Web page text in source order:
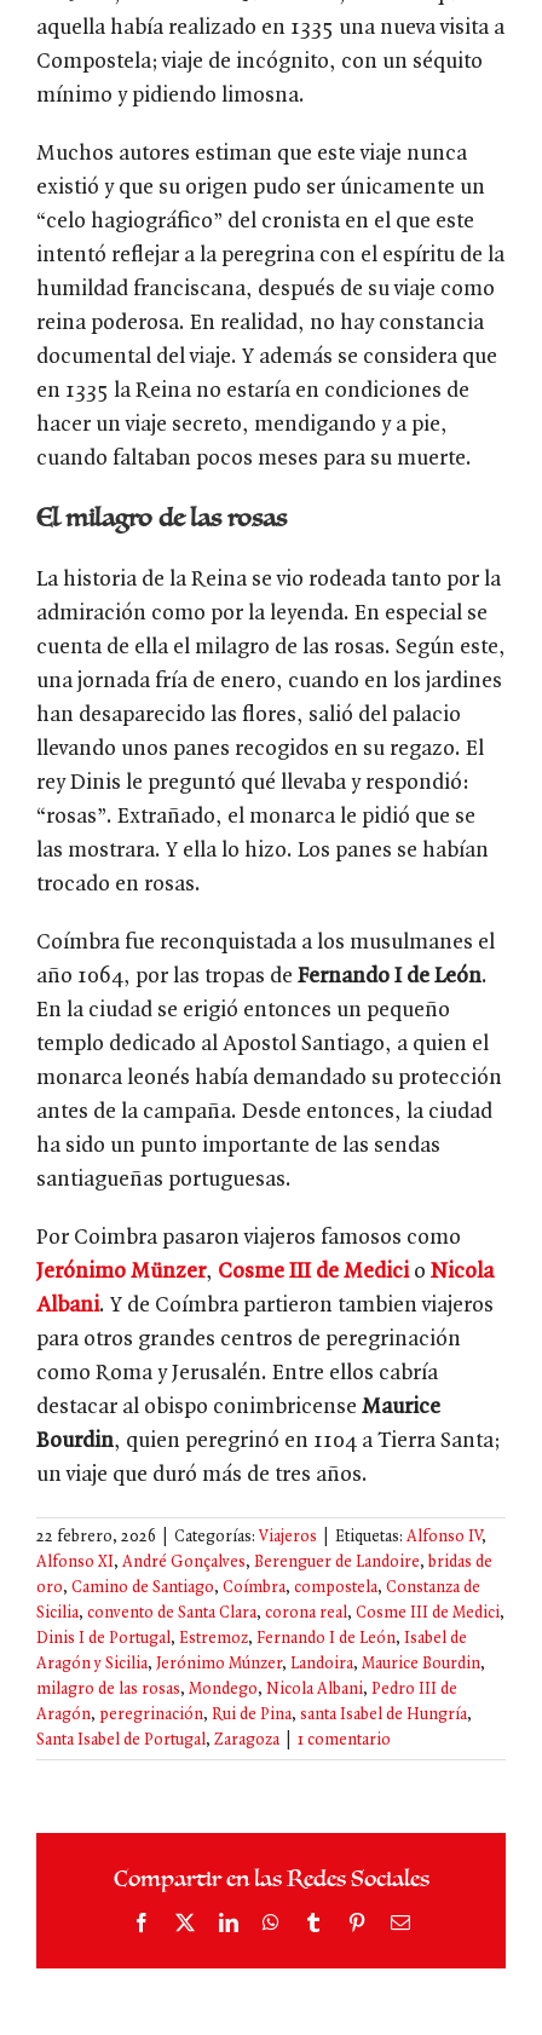
aquella había realizado en 1335 una nueva visita a
Compostela; viaje de incógnito, con un séquito
mínimo y pidiendo limosna.
Muchos autores estiman que este viaje nunca
existió y que su origen pudo ser únicamente un
“celo hagiográfico” del cronista en el que este
intentó reflejar a la peregrina con el espíritu de la
humildad franciscana, después de su viaje como
reina poderosa. En realidad, no hay constancia
documental del viaje. Y además se considera que
en 1335 la Reina no estaría en condiciones de
hacer un viaje secreto, mendigando y a pie,
cuando faltaban pocos meses para su muerte.
El milagro de las rosas
La historia de la Reina se vio rodeada tanto por la
admiración como por la leyenda. En especial se
cuenta de ella el milagro de las rosas. Según este,
una jornada fría de enero, cuando en los jardines
han desaparecido las flores, salió del palacio
llevando unos panes recogidos en su regazo. El
rey Dinis le preguntó qué llevaba y respondió:
“rosas”. Extrañado, el monarca le pidió que se
las mostrara. Y ella lo hizo. Los panes se habían
trocado en rosas.
Coímbra fue reconquistada a los musulmanes el
año 1064, por las tropas de Fernando I de León.
En la ciudad se erigió entonces un pequeño
templo dedicado al Apostol Santiago, a quien el
monarca leonés había demandado su protección
antes de la campaña. Desde entonces, la ciudad
ha sido un punto importante de las sendas
santiagueñas portuguesas.
Por Coimbra pasaron viajeros famosos como
Jerónimo Münzer, Cosme III de Medicio Nicola
Albani. Y de Coímbra partieron tambien viajeros
para otros grandes centros de peregrinación
como Roma y Jerusalén. Entre ellos cabría
destacar al obispo conimbricense Maurice
Bourdin, quien peregrinó en 1104 a Tierra Santa;
un viaje que duró más de tres años.
22 febrero, 2026 Categorías: Viajeros Etiquetas: Alfonso IV,
Alfonso XI, André Gonçalves, Berenguer de Landoire, bridas de
oro, Camino de Santiago, Coímbra, compostela, Constanza de
Sicilia, convento de Santa Clara, corona real, Cosme III de Medici,
Dinis I de Portugal, Estremoz, Fernando I de León, Isabel de
Aragón y Sicilia, Jerónimo Múnzer, Landoira, Maurice Bourdin,
milagro de las rosas, Mondego, Nicola Albani, Pedro III de
Aragón, peregrinación, Rui de Pina, santa Isabel de Hungría,
Santa Isabel de Portugal, Zaragoza 1 comentario
Compartir en las Redes Sociales
Facebook LinkedInWhatsApp
Tumblr PinterestCorreo